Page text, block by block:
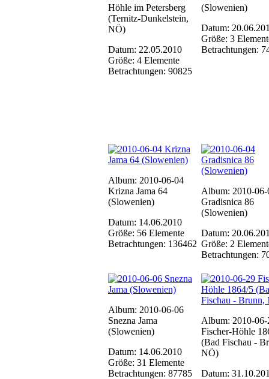
Höhle im Petersberg
(Ternitz-Dunkelstein,
NÖ)
Datum: 22.05.2010
Größe: 4 Elemente
Betrachtungen: 90825
(Slowenien)
Datum:
Größe: 3
Betrachtungen:
Album: 2010-06-04
Krizna Jama 64
(Slowenien)
Datum: 14.06.2010
Größe: 56 Elemente
Betrachtungen: 136462
Album: 2010-06-
Gradisnica 86
(Slowenien)
Datum:
Größe: 2
Betrachtungen:
Album: 2010-06-06
Snezna Jama
(Slowenien)
Datum: 14.06.2010
Größe: 31 Elemente
Betrachtungen: 87785
Album: 2010-06-
Fischer-Höhle
(Bad Fischau -
NÖ)
Datum: